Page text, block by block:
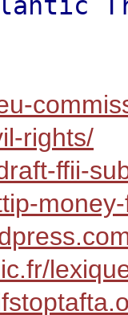
rights/
ffii-